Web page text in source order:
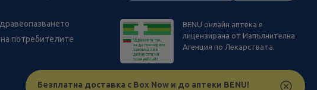
Безплатна доставка с Box Now и до аптеки BENU!
потребителите
BENU онлайн аптека е
лицензирана от Изпълнителна
Агенция по Лекарствата.